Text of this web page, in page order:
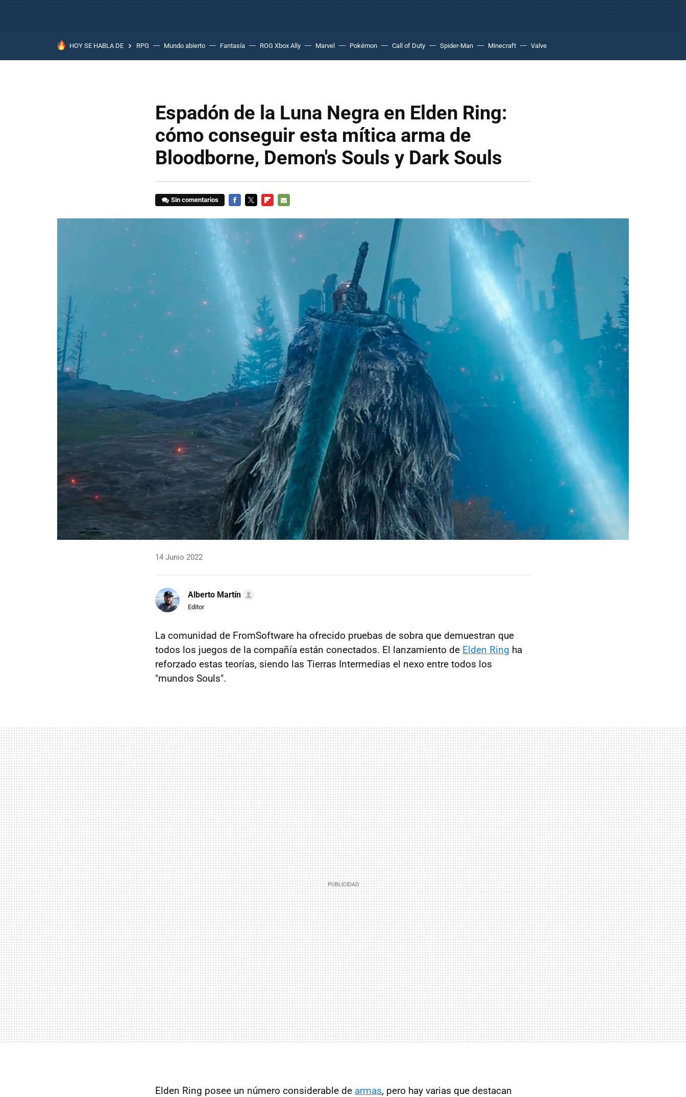
HOY SE HABLA DE RPG Mundo abierto Fantasía ROG Xbox Ally Marvel Pokémon Call of Duty Spider-Man Minecraft Valve
Espadón de la Luna Negra en Elden Ring:
cómo conseguir esta mítica arma de
Bloodborne, Demon's Souls y Dark Souls
Sin comentarios
14 Junio 2022
Alberto Martín
Editor
La comunidad de FromSoftware ha ofrecido pruebas de sobra que demuestran que
todos los juegos de la compañía están conectados. El lanzamiento de Elden Ring ha
reforzado estas teorías, siendo las Tierras Intermedias el nexo entre todos los
"mundos Souls".
Elden Ring posee un número considerable de armas, pero hay varias que destacan